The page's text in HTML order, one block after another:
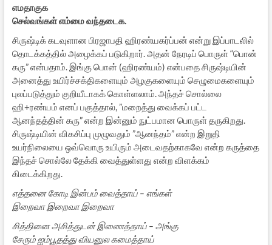
எமதாகுக
செல்வங்கள் எம்மை வந்தடைக.
சிருஷ்டிக் கடவுளான பிரஜாபதி ஹிரண்யகர்ப்பன் என்று இப்பாடலில்
தொடக்கத்தில் அழைக்கப் படுகிறார். அதன் நேரடிப் பொருள் “பொன்
கரு” என்பதாம். இங்கு பொன் (ஹிரண்யம்) என்பதை சிருஷ்டியின்
அனைத்து உயிர்ச்சக்திகளையும் அழகுகளையும் செழுமைகளையும்
புலப்படுத்தும் குறியீடாகக் கொள்ளலாம். அந்தச் சொல்லை
ஹி+ரண்யம் எனப் பகுத்தால், ”மறைத்து வைக்கப் பட்ட
ஆனந்தத்தின் கரு” என்ற இன்னும் நுட்பமான பொருள் தருகிறது.
சிருஷ்டியின் விகசிப்பு முழுவதும் ”ஆனந்தம்” என்ற இறுதி
உயர்நிலையை ஒவ்வொரு உயிரும் அடைவதற்காகவே என்ற கருத்தை
இந்தச் சொல்லே தேக்கி வைத்துள்ளது என்ற விளக்கம்
கிடைக்கிறது.
எத்தனை கோடி இன்பம் வைத்தாய் – எங்கள்
இறைவா இறைவா இறைவா
சித்தினை அசித்துடன் இணைத்தாய் – அங்கு
சேரும் ஐம்பூதத்து வியனுல கமைத்தாய்